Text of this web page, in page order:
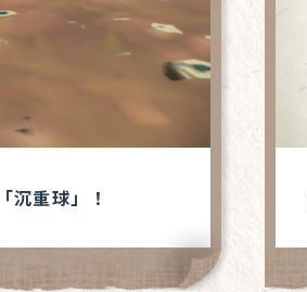
沉重球」！